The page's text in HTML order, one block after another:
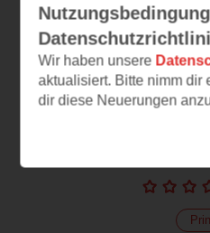
Im
Wir haben unsere
aktualisiert. Bitte nimm dir
dir diese Neuerungen